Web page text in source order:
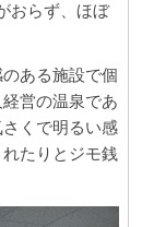
おらず、ほぼ
ある施設で個
営の温泉であ
くで明るい感
たりとジモ銭